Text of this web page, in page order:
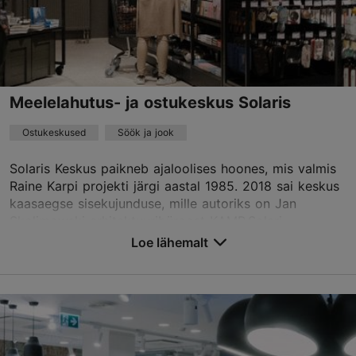
info@toretoit.ee
+372 5344 5004
Broneeri
Meelelahutus- ja ostukeskus Solaris
Ostukeskused Söök ja jook
Solaris Keskus paikneb ajaloolises hoones, mis valmis
Raine Karpi projekti järgi aastal 1985. 2018 sai keskus
kaasaegse sisekujunduse, mille autoriks on Jan
Rävala pst 12, Tallinn
Kesklinn
Loe lähemalt